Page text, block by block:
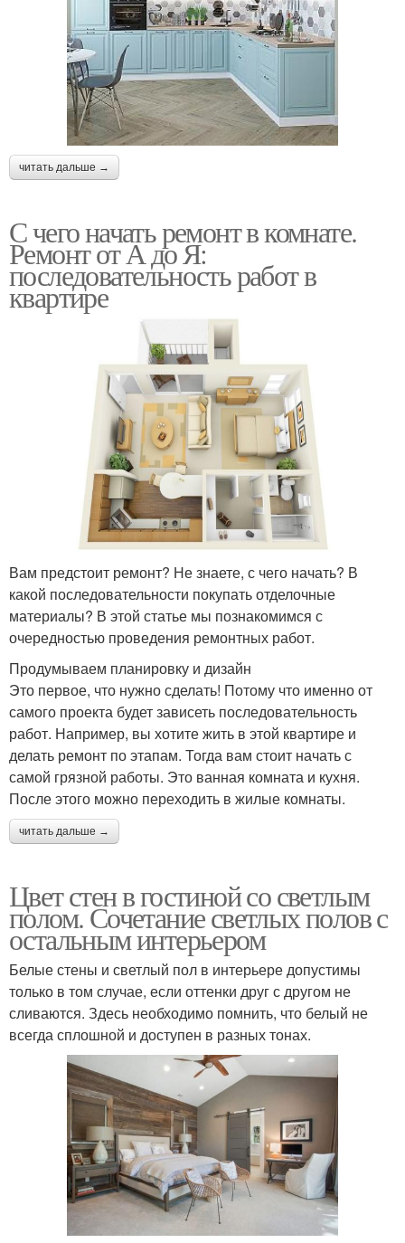
читать дальше →
С чего начать ремонт в комнате.
Ремонт от А до Я:
последовательность работ в
квартире
Вам предстоит ремонт? Не знаете, с чего начать? В
какой последовательности покупать отделочные
материалы? В этой статье мы познакомимся с
очередностью проведения ремонтных работ.
Продумываем планировку и дизайн
Это первое, что нужно сделать! Потому что именно от
самого проекта будет зависеть последовательность
работ. Например, вы хотите жить в этой квартире и
делать ремонт по этапам. Тогда вам стоит начать с
самой грязной работы. Это ванная комната и кухня.
После этого можно переходить в жилые комнаты.
читать дальше →
Цвет стен в гостиной со светлым
полом. Сочетание светлых полов с
остальным интерьером
Белые стены и светлый пол в интерьере допустимы
только в том случае, если оттенки друг с другом не
сливаются. Здесь необходимо помнить, что белый не
всегда сплошной и доступен в разных тонах.